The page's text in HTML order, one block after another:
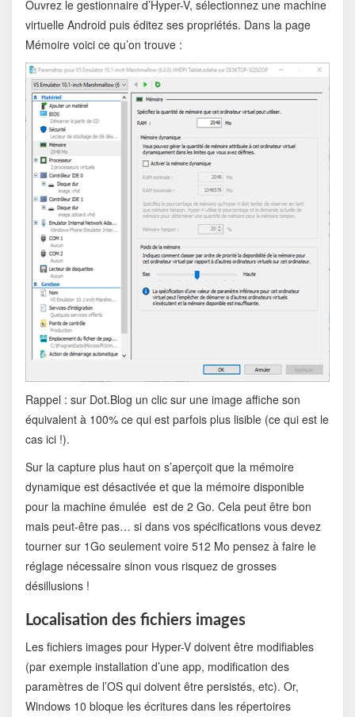
Ouvrez le gestionnaire d’Hyper-V, sélectionnez une machine
virtuelle Android puis éditez ses propriétés. Dans la page
Mémoire voici ce qu’on trouve :
Rappel : sur Dot.Blog un clic sur une image affiche son
équivalent à 100% ce qui est parfois plus lisible (ce qui est le
cas ici !).
Sur la capture plus haut on s’aperçoit que la mémoire
dynamique est désactivée et que la mémoire disponible
pour la machine émulée est de 2 Go. Cela peut être bon
mais peut-être pas… si dans vos spécifications vous devez
tourner sur 1Go seulement voire 512 Mo pensez à faire le
réglage nécessaire sinon vous risquez de grosses
désillusions !
Localisation des fichiers images
Les fichiers images pour Hyper-V doivent être modifiables
(par exemple installation d’une app, modification des
paramètres de l’OS qui doivent être persistés, etc). Or,
Windows 10 bloque les écritures dans les répertoires